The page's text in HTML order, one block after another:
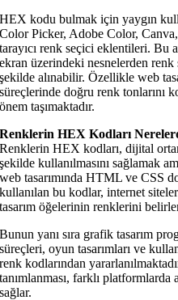
HEX kodu bulmak için yaygın
Color Picker, Adobe Color,
tarayıcı renk seçici eklentileri. Bu
ekran üzerindeki nesnelerden
şekilde alınabilir. Özellikle web
süreçlerinde doğru renk tonlarını
önem taşımaktadır.
Renklerin HEX Kodları
Renklerin HEX kodları, dijital
şekilde kullanılmasını sağlamak
web tasarımında HTML ve CSS
kullanılan bu kodlar, internet
tasarım öğelerinin renklerini
Bunun yanı sıra grafik tasarım
süreçleri, oyun tasarımları ve
renk kodlarından
tanımlanması, farklı platformlarda
sağlar.